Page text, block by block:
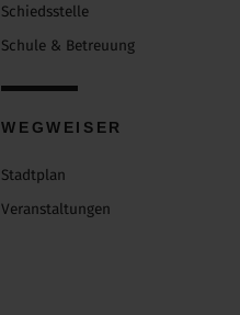
Schiedsstelle
Schule & Betreuung
WEGWEISER
Stadtplan
Veranstaltungen